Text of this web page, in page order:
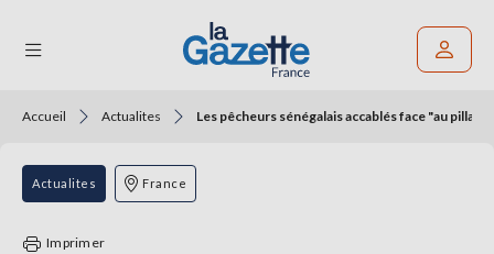
THÉMATIQUES
RÉGIONS
Accueil Actualites Les pêcheurs sénégalais accablés face "au
Actualites France
Imprimer